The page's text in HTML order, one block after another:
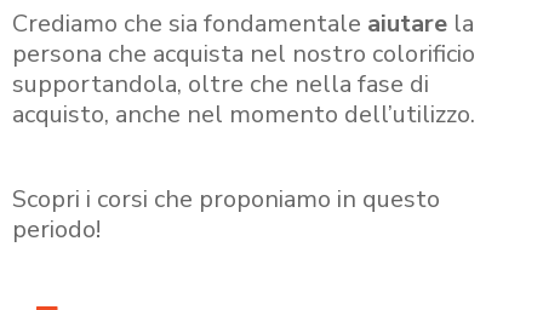
Crediamo che sia fondamentale aiutare la
persona che acquista nel nostro colorificio
supportandola, oltre che nella fase di
acquisto, anche nel momento dell’utilizzo.
Scopri i corsi che proponiamo in questo
periodo!